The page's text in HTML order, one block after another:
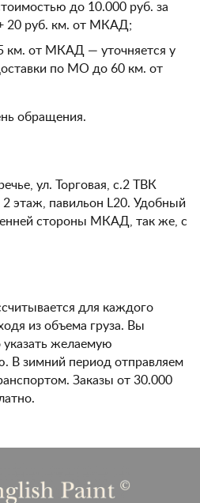
до 10.000 руб. за
20 руб. км. от МКАД;
км. от МКАД — уточняется у
по МО до 60 км. от
обращения.
ул. Торговая, с.2 ТВК
этаж, павильон L20. Удобный
стороны МКАД, так же, с
для каждого
из объема груза. Вы
желаемую
В зимний период отправляем
Заказы от 30.000